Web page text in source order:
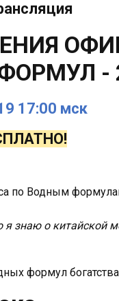
-
17:00 мск
по Водным
знаю о китайской
формул